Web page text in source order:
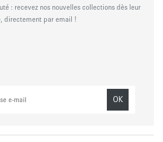
: recevez nos nouvelles collections dès leur
directement par email !
OK